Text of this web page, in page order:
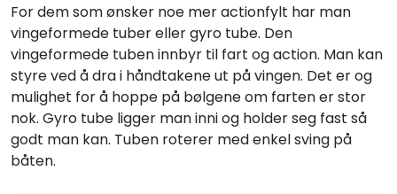
For dem som ønsker noe mer actionfylt har man
vingeformede tuber eller gyro tube. Den
vingeformede tuben innbyr til fart og action. Man kan
styre ved å dra i håndtakene ut på vingen. Det er og
mulighet for å hoppe på bølgene om farten er stor
nok. Gyro tube ligger man inni og holder seg fast så
godt man kan. Tuben roterer med enkel sving på
båten.